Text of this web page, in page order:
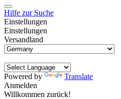
Hilfe zur Suche
Einstellungen
Einstellungen
Versandland
Powered by
Translate
Anmelden
Willkommen zurück!